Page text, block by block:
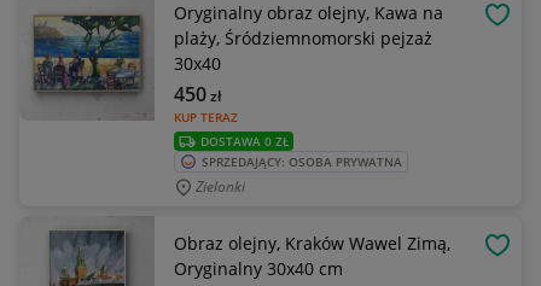
Oryginalny obraz olejny, Kawa na
plaży, Śródziemnomorski pejzaż
30x40
KUP TERAZ
450zł
DOSTAWA 0 ZŁ
SPRZEDAJĄCY: OSOBA PRYWATNA
Zielonki
Obraz olejny, Kraków Wawel Zimą,
Oryginalny 30x40 cm